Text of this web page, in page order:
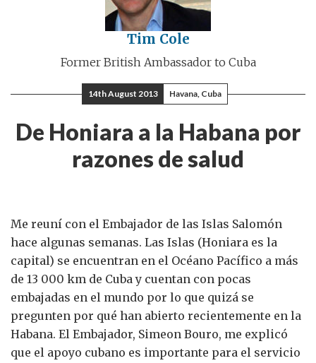
Tim Cole
Former British Ambassador to Cuba
14th August 2013 Havana, Cuba
De Honiara a la Habana por
razones de salud
Me reuní con el Embajador de las Islas Salomón
hace algunas semanas. Las Islas (Honiara es la
capital) se encuentran en el Océano Pacífico a más
de 13 000 km de Cuba y cuentan con pocas
embajadas en el mundo por lo que quizá se
pregunten por qué han abierto recientemente en la
Habana. El Embajador, Simeon Bouro, me explicó
que el apoyo cubano es importante para el servicio